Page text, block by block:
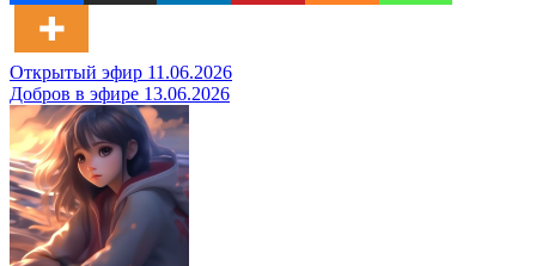
Навигация
по
записям
Открытый эфир 11.06.2026
Добров в эфире 13.06.2026